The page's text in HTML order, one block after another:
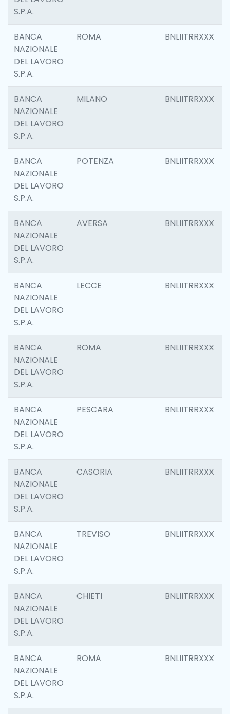
S.P.A.
BANCA
NAZIONALE
DEL LAVORO
S.P.A.
ROMA BNLIITRRXXX
BANCA
NAZIONALE
DEL LAVORO
S.P.A.
MILANO BNLIITRRXXX
BANCA
NAZIONALE
DEL LAVORO
S.P.A.
POTENZA BNLIITRRXXX
BANCA
NAZIONALE
DEL LAVORO
S.P.A.
AVERSA BNLIITRRXXX
BANCA
NAZIONALE
DEL LAVORO
S.P.A.
LECCE BNLIITRRXXX
BANCA
NAZIONALE
DEL LAVORO
S.P.A.
ROMA BNLIITRRXXX
BANCA
NAZIONALE
DEL LAVORO
S.P.A.
PESCARA BNLIITRRXXX
BANCA
NAZIONALE
DEL LAVORO
S.P.A.
CASORIA BNLIITRRXXX
BANCA
NAZIONALE
DEL LAVORO
S.P.A.
TREVISO BNLIITRRXXX
BANCA
NAZIONALE
DEL LAVORO
S.P.A.
CHIETI BNLIITRRXXX
BANCA
NAZIONALE
DEL LAVORO
S.P.A.
ROMA BNLIITRRXXX